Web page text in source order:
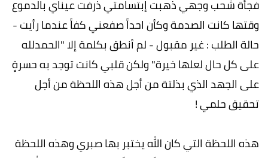
فجأة شحب وجهي ذهبت إبتسامتي ذرفت عيناي بالدموع
وقتها كانت الصدمة وكأن احداً صفعني كفاً عندما رأيت -
حالة الطلب : غير مقبول - لم أنطق بكلمة إلا "الحمدلله
على كل حال لعلها خيرة" ولكن قلبي كانت توجد به حسرةٍ
على الجهد الذي بذلتة من أجل هذه اللحظة من أجل
تحقيق حلمي !
هذه اللحظة التي كان الله يختبر بها صبري وهذه اللحظة